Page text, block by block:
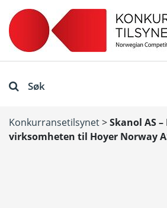
Søk
Konkurransetilsynet>Skanol AS
virksomheten til Hoyer Norway